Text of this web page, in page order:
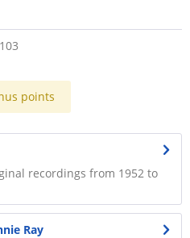
points
recordings from 1952 to
Ray